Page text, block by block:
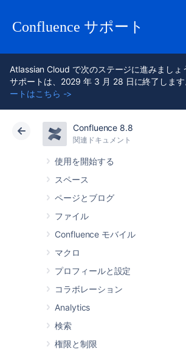
Confluence サポート
Atlassian Cloud で次のステージに進みまし
サポートは、2029 年 3 月 28 日に終了しま
ートはこちら ->
Confluence 8.8
関連ドキュメント
使用を開始する
スペース
ページとブログ
ファイル
Confluence モバイル
マクロ
プロフィールと設定
コラボレーション
Analytics
検索
権限と制限
アトラシアン サポート 関連
クラウド Data Center 8.8
本番環境から
ト インスタ
復元する
全般的な説明については、